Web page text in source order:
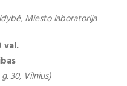
Miesto laboratorija
val.
30, Vilnius)